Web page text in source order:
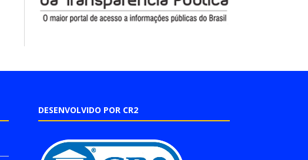
DESENVOLVIDO POR CR2